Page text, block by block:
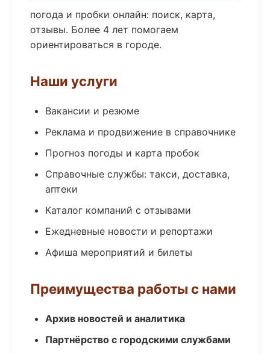
погода и пробки онлайн: поиск, карта,
отзывы. Более 4 лет помогаем
ориентироваться в городе.
Наши услуги
Вакансии и резюме
Реклама и продвижение в справочнике
Прогноз погоды и карта пробок
Справочные службы: такси, доставка,
аптеки
Каталог компаний с отзывами
Ежедневные новости и репортажи
Афиша мероприятий и билеты
Преимущества работы с нами
Архив новостей и аналитика
Партнёрство с городскими службами